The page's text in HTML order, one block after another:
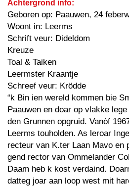
Achtergrond info:
Geboren op: Paauwen, 24
Woont in: Leerms
Schrift veur: Dideldom
Kreuze
Toal & Taiken
Leermster Kraantje
Schreef veur: Krödde
“k Bin ien wereld kommen bie
Paauwen en doar op vlakke
den Grunnen opgruid. Vanòf
Leerms touholden. As leroar
recteur van K.ter Laan Mavo en
gend rector van Ommelander
Daam heb k kost verdaind.
datteg joar aan loop west mit